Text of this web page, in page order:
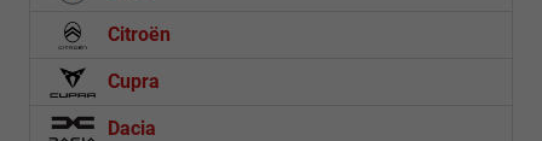
Citroën
Cupra
Dacia